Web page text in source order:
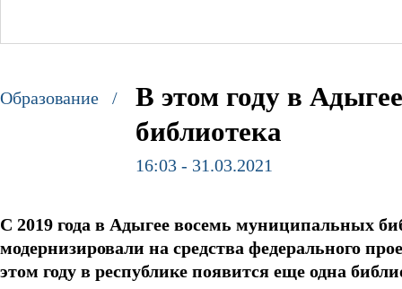
Образование /
В этом году в
библиотека
16:03 - 31.03.2021
С 2019 года в Адыгее восемь муниципальных
модернизировали на средства федерального
этом году в республике появится еще одна